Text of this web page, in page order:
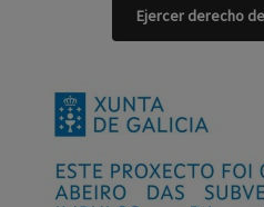
Ejercer derecho